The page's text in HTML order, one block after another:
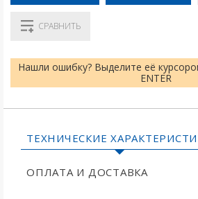
СРАВНИТЬ
Нашли ошибку? Выделите её
ENTER
ТЕХНИЧЕСКИЕ
ОПЛАТА И ДОСТАВКА